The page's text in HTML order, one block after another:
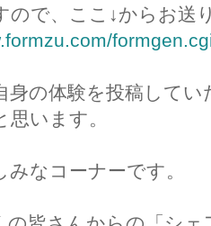
ので、ここ↓からお送
身の体験を投稿して
います。
みなコーナーです。